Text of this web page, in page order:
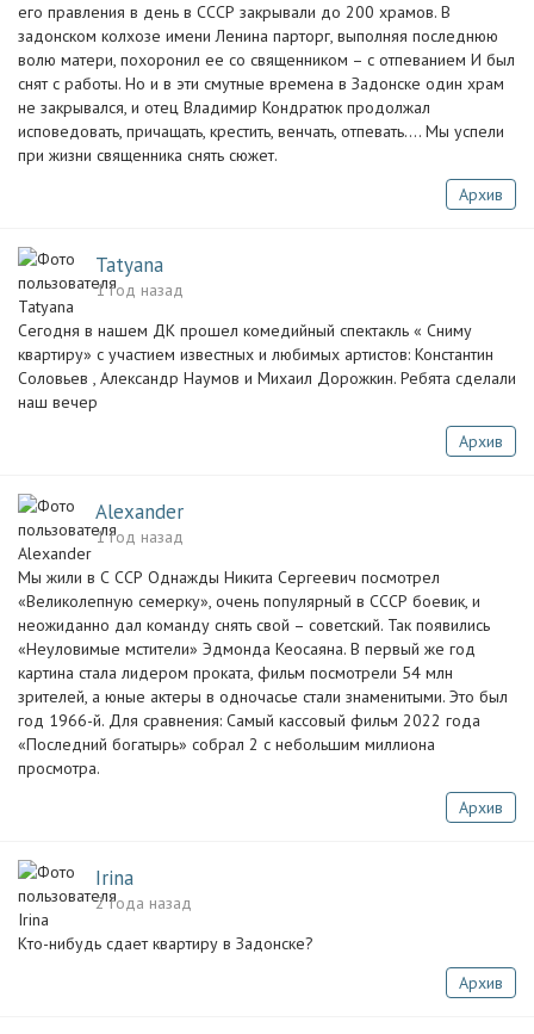
его правления в день в СССР закрывали до 200 храмов. В
задонском колхозе имени Ленина парторг, выполняя последнюю
волю матери, похоронил ее со священником – с отпеванием И был
снят с работы. Но и в эти смутные времена в Задонске один храм
не закрывался, и отец Владимир Кондратюк продолжал
исповедовать, причащать, крестить, венчать, отпевать…. Мы успели
при жизни священника снять сюжет.
Архив
Tatyana
1 год назад
Сегодня в нашем ДК прошел комедийный спектакль « Сниму
квартиру» с участием известных и любимых артистов: Константин
Соловьев , Александр Наумов и Михаил Дорожкин. Ребята сделали
наш вечер
Архив
Alexander
1 год назад
Мы жили в С ССР Однажды Никита Сергеевич посмотрел
«Великолепную семерку», очень популярный в СССР боевик, и
неожиданно дал команду снять свой – советский. Так появились
«Неуловимые мстители» Эдмонда Кеосаяна. В первый же год
картина стала лидером проката, фильм посмотрели 54 млн
зрителей, а юные актеры в одночасье стали знаменитыми. Это был
год 1966-й. Для сравнения: Самый кассовый фильм 2022 года
«Последний богатырь» собрал 2 с небольшим миллиона
просмотра.
Архив
Irina
2 года назад
Кто-нибудь сдает квартиру в Задонске?
Архив